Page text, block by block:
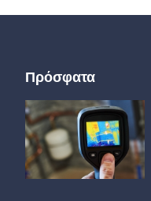
Πρόσφατα